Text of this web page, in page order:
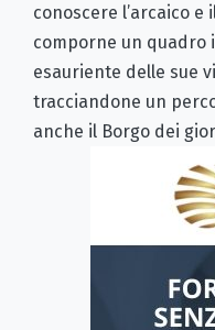
conoscere l’arcaico
comporne un quadro
esauriente delle sue
tracciandone un
anche il Borgo dei